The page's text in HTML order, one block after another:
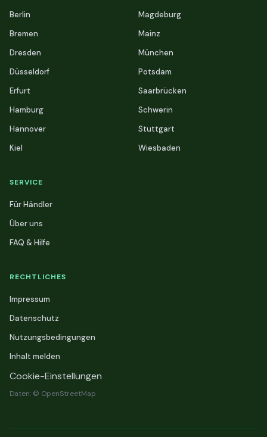
Berlin
Bremen
Dresden
Düsseldorf
Erfurt
Hamburg
Hannover
Kiel
Magdeburg
Mainz
München
Potsdam
Saarbrücken
Schwerin
Stuttgart
Wiesbaden
SERVICE
Für Händler
Über uns
FAQ & Hilfe
RECHTLICHES
Impressum
Datenschutz
Nutzungsbedingungen
Inhalt melden
Cookie-Einstellungen
Daten: © OpenStreetMap